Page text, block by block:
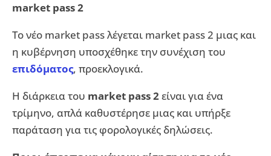
market pass 2
Το νέο market pass λέγεται market pass 2 μιας και
η κυβέρνηση υποσχέθηκε την συνέχιση του
επιδόματος, προεκλογικά.
Η διάρκεια του market pass 2είναι για ένα
τρίμηνο, απλά καθυστέρησε μιας και υπήρξε
παράταση για τις φορολογικές δηλώσεις.